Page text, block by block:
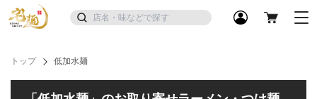
トップ 低加水麺